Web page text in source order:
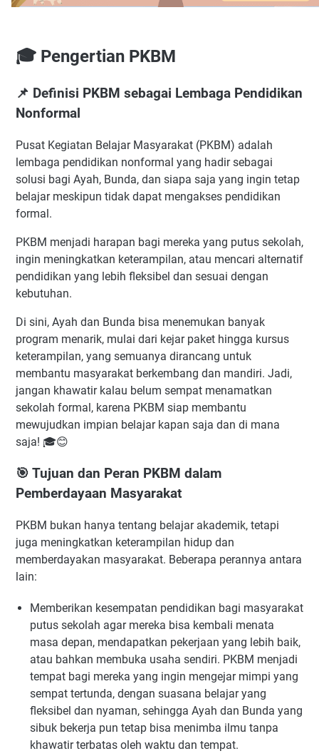
🎓 Pengertian PKBM
📌 Definisi PKBM sebagai Lembaga Pendidikan
Nonformal
Pusat Kegiatan Belajar Masyarakat (PKBM) adalah
lembaga pendidikan nonformal yang hadir sebagai
solusi bagi Ayah, Bunda, dan siapa saja yang ingin tetap
belajar meskipun tidak dapat mengakses pendidikan
formal.
PKBM menjadi harapan bagi mereka yang putus sekolah,
ingin meningkatkan keterampilan, atau mencari alternatif
pendidikan yang lebih fleksibel dan sesuai dengan
kebutuhan.
Di sini, Ayah dan Bunda bisa menemukan banyak
program menarik, mulai dari kejar paket hingga kursus
keterampilan, yang semuanya dirancang untuk
membantu masyarakat berkembang dan mandiri. Jadi,
jangan khawatir kalau belum sempat menamatkan
sekolah formal, karena PKBM siap membantu
mewujudkan impian belajar kapan saja dan di mana
saja! 🎓😊
🎯 Tujuan dan Peran PKBM dalam
Pemberdayaan Masyarakat
PKBM bukan hanya tentang belajar akademik, tetapi
juga meningkatkan keterampilan hidup dan
memberdayakan masyarakat. Beberapa perannya antara
lain:
Memberikan kesempatan pendidikan bagi masyarakat
putus sekolah agar mereka bisa kembali menata
masa depan, mendapatkan pekerjaan yang lebih baik,
atau bahkan membuka usaha sendiri. PKBM menjadi
tempat bagi mereka yang ingin mengejar mimpi yang
sempat tertunda, dengan suasana belajar yang
fleksibel dan nyaman, sehingga Ayah dan Bunda yang
sibuk bekerja pun tetap bisa menimba ilmu tanpa
khawatir terbatas oleh waktu dan tempat.